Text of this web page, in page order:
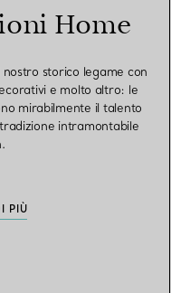
Home
storico legame con
e molto altro: le
mirabilmente il talento
intramontabile
PIÙ